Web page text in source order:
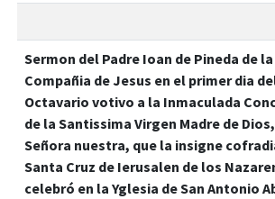
Sermon del Padre Ioan de Pineda de la
Compañia de Jesus en el primer dia
Octavario votivo a la Inmaculada
de la Santissima Virgen Madre de Dios,
Señora nuestra, que la insigne
Santa Cruz de Ierusalen de los
celebró en la Yglesia de San Antonio